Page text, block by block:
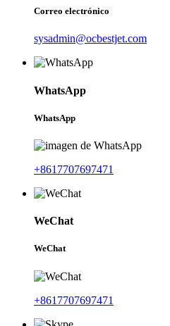
Correo electrónico
sysadmin@ocbestjet.com
WhatsApp
WhatsApp
+8617707697471
WeChat
WeChat
+8617707697471